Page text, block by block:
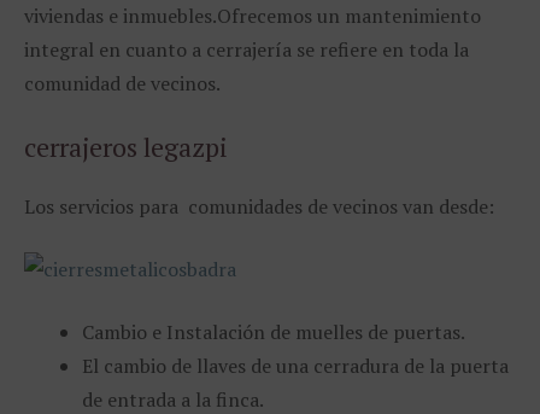
viviendas e inmuebles.Ofrecemos un mantenimiento
integral en cuanto a cerrajería se refiere en toda la
comunidad de vecinos.
cerrajeros legazpi
Los servicios para comunidades de vecinos van desde:
Cambio e Instalación de muelles de puertas.
El cambio de llaves de una cerradura de la puerta
de entrada a la finca.